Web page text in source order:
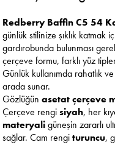
Redberry Baffin C5 54
günlük stilinize şıklık katmak
gardırobunda bulunması
çerçeve formu, farklı yüz
Günlük kullanımda rahatlık
arada sunar.
Gözlüğünasetat çerçeve
Çerçeve rengisiyah, her
materyaligüneşin zararlı
sağlar. Cam rengituruncu,